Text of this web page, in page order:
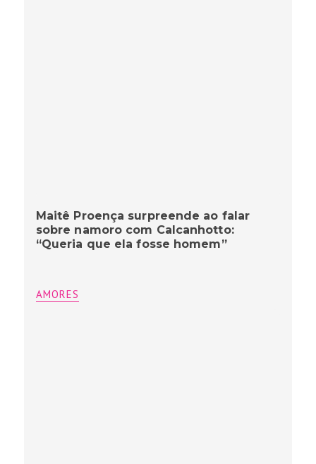
Maitê Proença surpreende ao falar
sobre namoro com Calcanhotto:
“Queria que ela fosse homem”
AMORES